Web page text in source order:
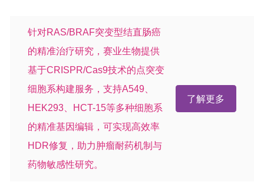
针对RAS/BRAF突变型结直肠癌
的精准治疗研究，赛业生物提供
基于CRISPR/Cas9技术的点突变
细胞系构建服务，支持A549、
HEK293、HCT-15等多种细胞系
的精准基因编辑，可实现高效率
HDR修复，助力肿瘤耐药机制与
药物敏感性研究。
了解更多